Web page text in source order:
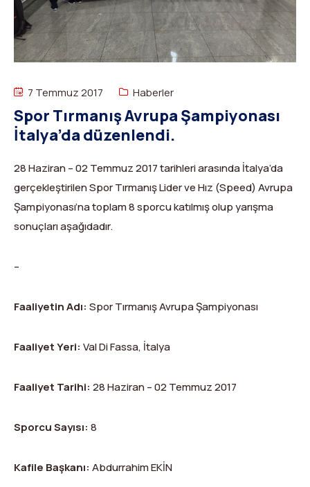
Dağ Evi
Kurullar
Yüksek Dağ Koşusu
Tırmanış Raporları
Anti-Doping
Harç ve Katılım Payları
Yayınlar
Rotalar
Arşivler
Video
DYS Şifre Başvuru Formu (Sadece Kulüp Yetkilileri)
7 Temmuz 2017 Haberler
Spor Tırmanış Avrupa Şampiyonası
İtalya’da düzenlendi.
28 Haziran – 02 Temmuz 2017 tarihleri arasında İtalya’da
gerçekleştirilen Spor Tırmanış Lider ve Hız (Speed) Avrupa
Şampiyonası’na toplam 8 sporcu katılmış olup yarışma
sonuçları aşağıdadır.
–
Faaliyetin Adı: Spor Tırmanış Avrupa Şampiyonası
Faaliyet Yeri: Val Di Fassa, İtalya
Faaliyet Tarihi: 28 Haziran – 02 Temmuz 2017
Sporcu Sayısı: 8
Kafile Başkanı: Abdurrahim EKİN